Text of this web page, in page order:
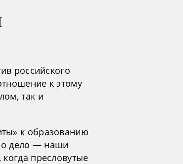
российского
к этому
так и
к образованию
дело — наши
пресловутые